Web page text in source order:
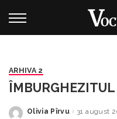
ARHIVA 2
ÎMBURGHEZITUL
Posted
Olivia Pîrvu 31 august